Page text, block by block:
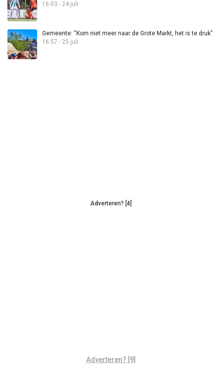
16:03 - 24 juli
Gemeente: “Kom niet meer naar de Grote Markt, het is te druk”
16:57 - 25 juli
Adverteren? [4]
Adverteren? [9]